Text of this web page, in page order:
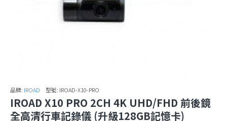
品牌: IROAD 型號: IROAD-X10-PRO
IROAD X10 PRO 2CH 4K UHD/FHD 前後鏡
全高清行車記錄儀 (升級128GB記憶卡)